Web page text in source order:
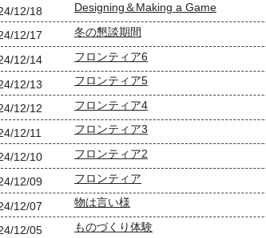
12/18 Designing＆Making a Game
12/17 冬の懇談期間
12/14 フロンティア6
12/13 フロンティア5
12/12 フロンティア4
12/11 フロンティア3
12/10 フロンティア2
12/09 フロンティア
12/07 物は言い様
12/05 ものづくり体験